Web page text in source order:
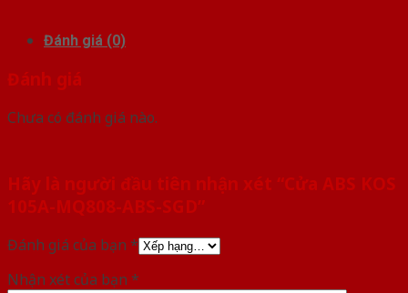
Đánh giá (0)
Đánh giá
Chưa có đánh giá nào.
Hãy là người đầu tiên nhận xét “Cửa ABS KOS
105A-MQ808-ABS-SGD”
Đánh giá của bạn *
Nhận xét của bạn *